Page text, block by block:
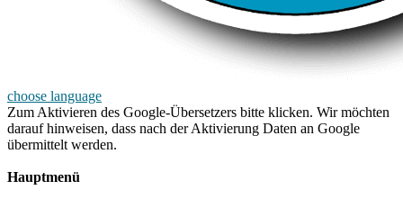
choose language
Zum Aktivieren des Google-Übersetzers bitte klicken. Wir möchten
darauf hinweisen, dass nach der Aktivierung Daten an Google
übermittelt werden.
Hauptmenü